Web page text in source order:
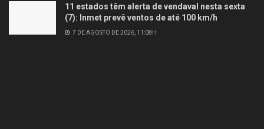
11 estados têm alerta de vendaval nesta sexta
(7): Inmet prevê ventos de até 100 km/h
7 DE AGOSTO DE 2026, 11:08H